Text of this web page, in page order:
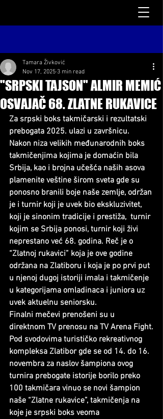
"SRPSKI TAJSON" ALMIR MEMIĆ
OSVAJAČ 68. ZLATNE RUKAVICE
Tamara Živković
Nov 17, 2025 3 min read
Za srpski boks takmičarski i rezultatski
prebogata 2025. ulazi u završnicu.
Nakon niza velikih međunarodnih boks
takmičenjima kojima je domaćin bila
Srbija, kao i brojna učešća naših asova
plamenite veštine širom sveta gde su
ponosno branili boje naše zemlje, održan
je i turnir koji je uvek bio ekskluzivitet,
koji je sinonim tradicije i prestiža,  turnir
kojim se Srbija ponosi, turnir koji živi
neprestano već 68. godina. Reč je o
“Zlatnoj rukavici” koja je ove godine
održana na Zlatiboru i koja je po prvi put
u njenoj dugoj istoriji imala i takmičenje
u kategorijama omladinaca i juniora uz
uvek aktuelnu seniorsku.
Finalni mečevi prenošeni su u
direktnom TV prenosu na TV Arena Fight.
Pod svodovima turističko rekreativnog
kompleksa Zlatibor gde se od 14. do 16.
novembra za naslov šampiona ovog
turnira prebogate istorije borilo preko
100 takmičara vinuo se novi šampion
naše “Zlatne rukavice”, takmičenja na
koje je srpski boks veoma